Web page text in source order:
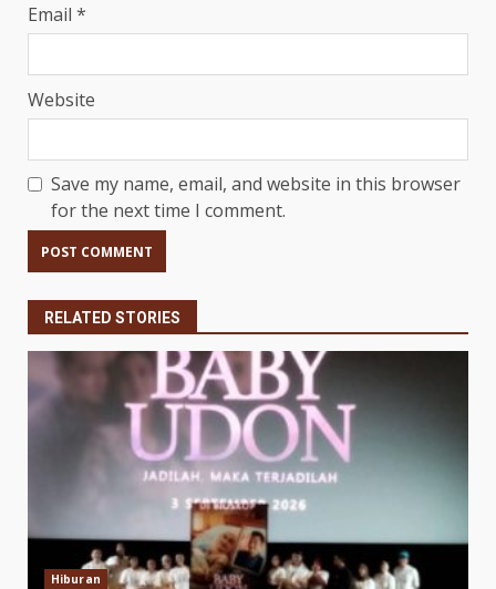
Email *
Website
Save my name, email, and website in this browser
for the next time I comment.
RELATED STORIES
Hiburan